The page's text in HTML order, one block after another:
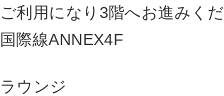
ご利用になり3階へお進みく
国際線ANNEX4F
ラウンジ